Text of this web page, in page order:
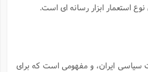
استعمار ابزار رسانه ای است.
سیاسی ایران، و مفهومی است که برای